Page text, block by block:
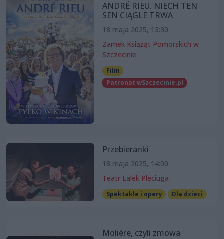
ANDRÉ RIEU. NIECH TEN
SEN CIĄGLE TRWA
18 maja 2025, 13:30
Zamek Książąt Pomorskich w
Szczecinie
Film
Patronat wSzczecinie.pl
Przebieranki
18 maja 2025, 14:00
Teatr Lalek Pleciuga
Spektakle i opery Dla dzieci
Molière, czyli zmowa